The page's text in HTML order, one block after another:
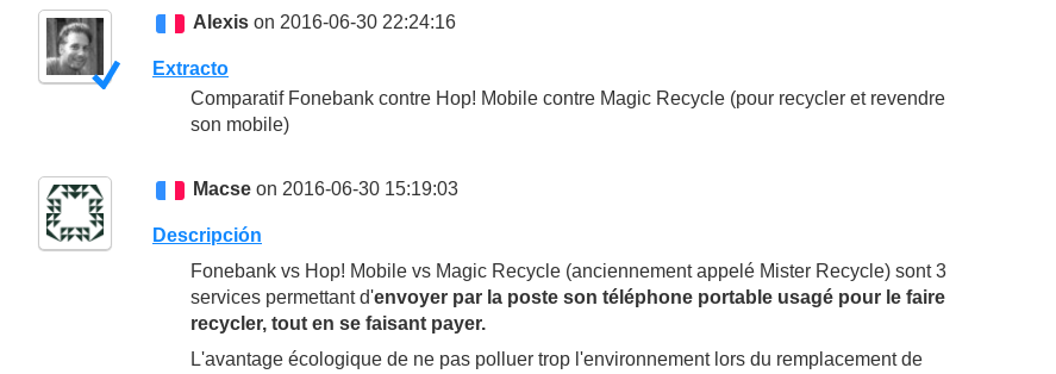
Alexis on 2016-06-30 22:24:16
Extracto
Comparatif Fonebank contre Hop! Mobile contre Magic Recycle (pour recycler et revendre
son mobile)
Macse on 2016-06-30 15:19:03
Descripción
Fonebank vs Hop! Mobile vs Magic Recycle (anciennement appelé Mister Recycle) sont 3
services permettant d'envoyer par la poste son téléphone portable usagé pour le faire
recycler, tout en se faisant payer.
L'avantage écologique de ne pas polluer trop l'environnement lors du remplacement de